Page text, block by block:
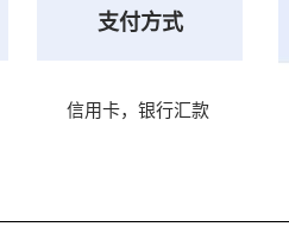
支付方式
信用卡，银行汇款